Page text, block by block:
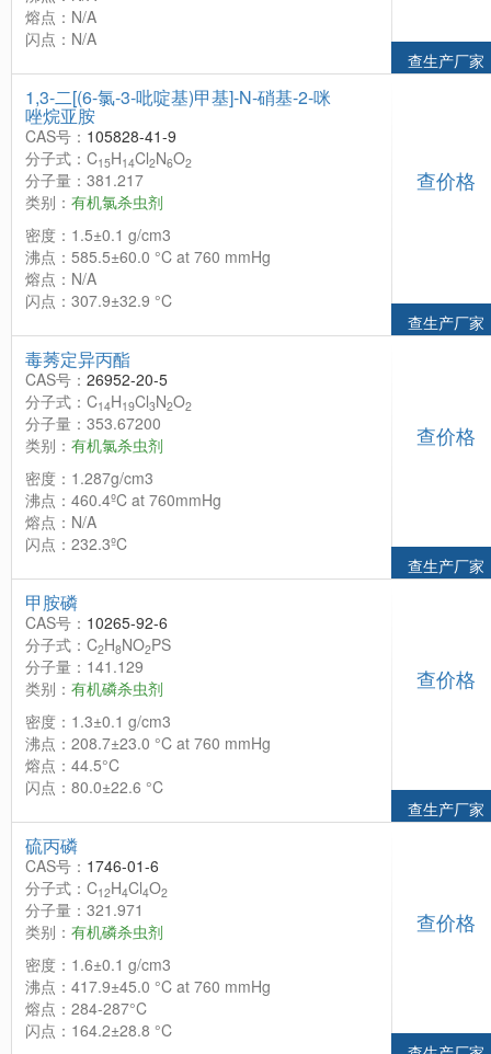
熔点：N/A
闪点：N/A
查生产厂家
1,3-二[(6-氯-3-吡啶基)甲基]-N-硝基-2-咪
唑烷亚胺
CAS号： 105828-41-9
分子式：C15H14Cl2N6O2
分子量：381.217
类别： 有机氯杀虫剂
密度：1.5±0.1 g/cm3
沸点：585.5±60.0 °C at 760 mmHg
熔点：N/A
闪点：307.9±32.9 °C
查价格
查生产厂家
毒莠定异丙酯
CAS号： 26952-20-5
分子式：C14H19Cl3N2O2
分子量：353.67200
类别： 有机氯杀虫剂
密度：1.287g/cm3
沸点：460.4ºC at 760mmHg
熔点：N/A
闪点：232.3ºC
查价格
查生产厂家
甲胺磷
CAS号： 10265-92-6
分子式：C2H8NO2PS
分子量：141.129
类别： 有机磷杀虫剂
密度：1.3±0.1 g/cm3
沸点：208.7±23.0 °C at 760 mmHg
熔点：44.5°C
闪点：80.0±22.6 °C
查价格
查生产厂家
硫丙磷
CAS号： 1746-01-6
分子式：C12H4Cl4O2
分子量：321.971
类别： 有机磷杀虫剂
密度：1.6±0.1 g/cm3
沸点：417.9±45.0 °C at 760 mmHg
熔点：284-287°C
闪点：164.2±28.8 °C
查价格